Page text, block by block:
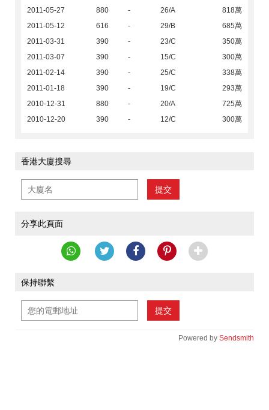
2011-05-27
880 - 26/A
818萬
2011-05-12
616 - 29/B
685萬
2011-03-31
390 - 23/C
350萬
2011-03-07
390 - 15/C
300萬
2011-02-14
390 - 25/C
338萬
2011-01-18
390 - 19/C
293萬
2010-12-31
880 - 20/A
725萬
2010-12-20
390 - 12/C 300萬
香港大廈搜尋
提交
分享此頁面
保持聯繫
提交
Powered by Sendsmith